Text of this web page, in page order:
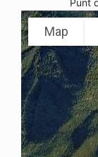
Map